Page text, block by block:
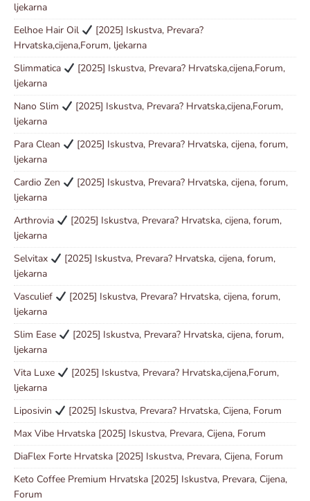
ljekarna
Eelhoe Hair Oil
[2025] Iskustva, Prevara?
Hrvatska,cijena,Forum, ljekarna
Slimmatica
[2025] Iskustva, Prevara? Hrvatska,cijena,Forum,
ljekarna
Nano Slim
[2025] Iskustva, Prevara? Hrvatska,cijena,Forum,
ljekarna
Para Clean
[2025] Iskustva, Prevara? Hrvatska, cijena, forum,
ljekarna
Cardio Zen
[2025] Iskustva, Prevara? Hrvatska, cijena, forum,
ljekarna
Arthrovia
[2025] Iskustva, Prevara? Hrvatska, cijena, forum,
ljekarna
Selvitax
[2025] Iskustva, Prevara? Hrvatska, cijena, forum,
ljekarna
Vasculief
[2025] Iskustva, Prevara? Hrvatska, cijena, forum,
ljekarna
Slim Ease
[2025] Iskustva, Prevara? Hrvatska, cijena, forum,
ljekarna
Vita Luxe
[2025] Iskustva, Prevara? Hrvatska,cijena,Forum,
ljekarna
Liposivin
[2025] Iskustva, Prevara? Hrvatska, Cijena, Forum
Max Vibe Hrvatska [2025] Iskustva, Prevara, Cijena, Forum
DiaFlex Forte Hrvatska [2025] Iskustva, Prevara, Cijena, Forum
Keto Coffee Premium Hrvatska [2025] Iskustva, Prevara, Cijena,
Forum